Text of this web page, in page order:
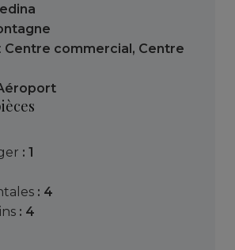
Centre commercial, Centre
: 1
: 4
: 4